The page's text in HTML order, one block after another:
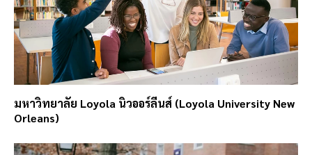
มหาวิทยาลัย Loyola นิวออร์ลีนส์ (Loyola University New
Orleans)